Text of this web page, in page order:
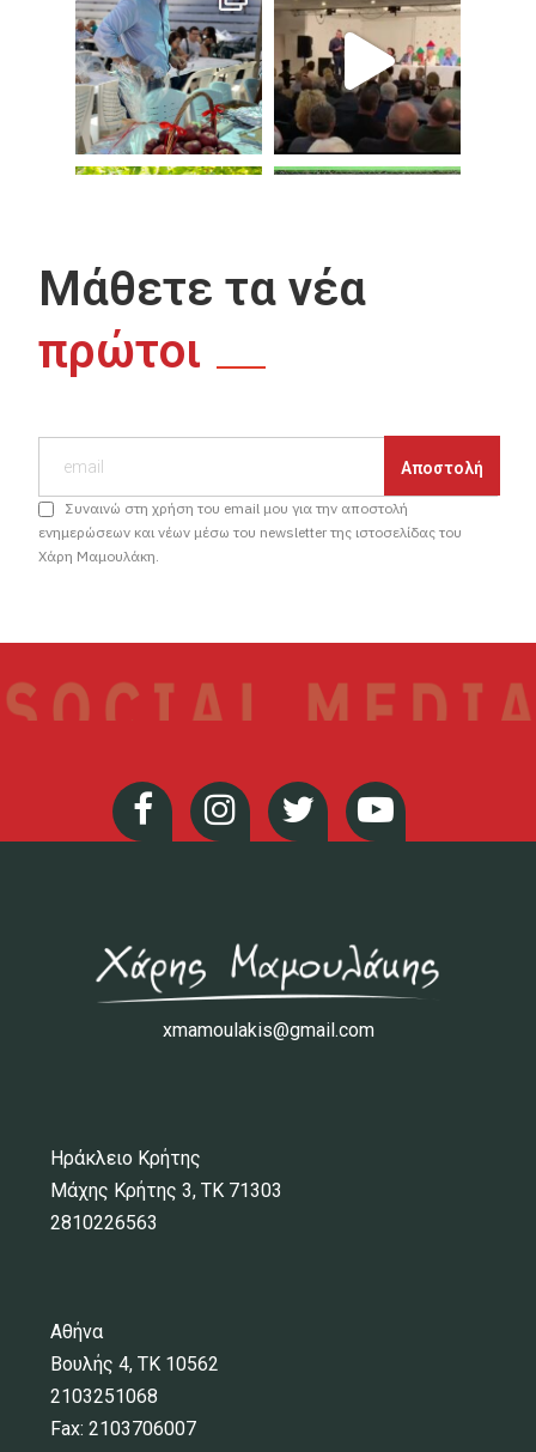
Μάθετε τα νέα
πρώτοι
Συναινώ στη χρήση του email μου για την αποστολή
ενημερώσεων και νέων μέσω του newsletter της ιστοσελίδας του
Χάρη Μαμουλάκη.
xmamoulakis@gmail.com
Ηράκλειο Κρήτης
Μάχης Κρήτης 3, ΤΚ 71303
2810226563
Αθήνα
Βουλής 4, ΤΚ 10562
2103251068
Fax: 2103706007